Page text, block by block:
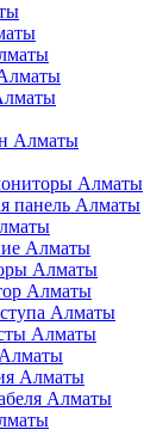
Алматы
Алматы
панель Алматы
Алматы
Алматы
Алматы
Алматы
Алматы
Алматы
Алматы